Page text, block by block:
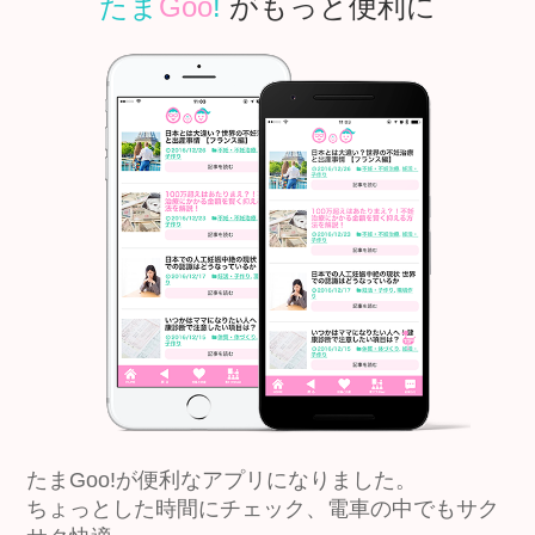
たまGoo!が便利なアプリになりました。
ちょっとした時間にチェック、電車の中でもサク